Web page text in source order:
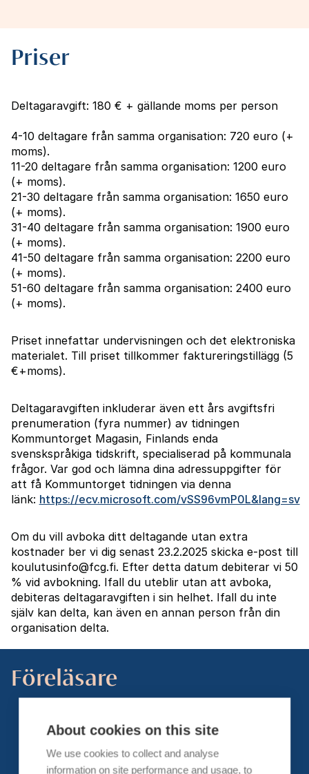
Priser
Deltagaravgift: 180 € + gällande moms per person
4-10 deltagare från samma organisation: 720 euro (+
moms).
11-20 deltagare från samma organisation: 1200 euro
(+ moms).
21-30 deltagare från samma organisation: 1650 euro
(+ moms).
31-40 deltagare från samma organisation: 1900 euro
(+ moms).
41-50 deltagare från samma organisation: 2200 euro
(+ moms).
51-60 deltagare från samma organisation: 2400 euro
(+ moms).
Priset innefattar undervisningen och det elektroniska
materialet. Till priset tillkommer faktureringstillägg (5
€+moms).
Deltagaravgiften inkluderar även ett års avgiftsfri
prenumeration (fyra nummer) av tidningen
Kommuntorget Magasin, Finlands enda
svenskspråkiga tidskrift, specialiserad på kommunala
frågor. Var god och lämna dina adressuppgifter för
att få Kommuntorget tidningen via denna
länk: https://ecv.microsoft.com/vSS96vmP0L&lang=sv
Om du vill avboka ditt deltagande utan extra
kostnader ber vi dig senast 23.2.2025 skicka e-post till
koulutusinfo@fcg.fi. Efter detta datum debiterar vi 50
% vid avbokning. Ifall du uteblir utan att avboka,
debiteras deltagaravgiften i sin helhet. Ifall du inte
själv kan delta, kan även en annan person från din
organisation delta.
Föreläsare
About cookies on this site
We use cookies to collect and analyse
information on site performance and usage, to